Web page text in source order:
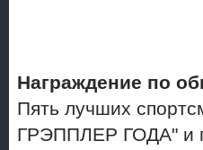
Награждение по
Пять лучших
ГРЭППЛЕР ГОДА" и